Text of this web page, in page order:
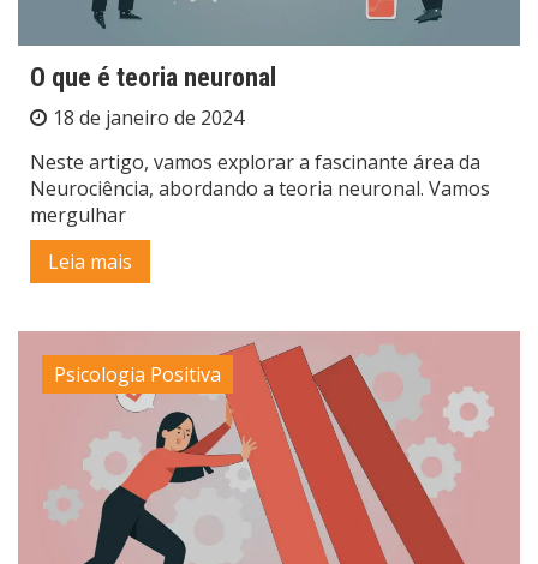
O que é teoria neuronal
18 de janeiro de 2024
Neste artigo, vamos explorar a fascinante área da
Neurociência, abordando a teoria neuronal. Vamos
mergulhar
Leia mais
Psicologia Positiva